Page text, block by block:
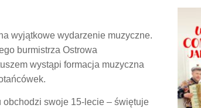
wyjątkowe wydarzenie muzyczne.
burmistrza Ostrowa
wystąpi formacja muzyczna
obchodzi swoje 15-lecie – świętuje